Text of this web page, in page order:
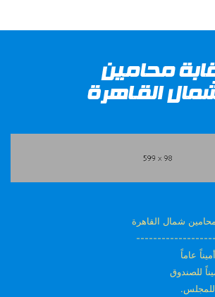
شمال القاهرة
عاماً
للصندوق
للمجلس.